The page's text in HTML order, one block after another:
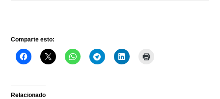
Comparte esto:
Relacionado